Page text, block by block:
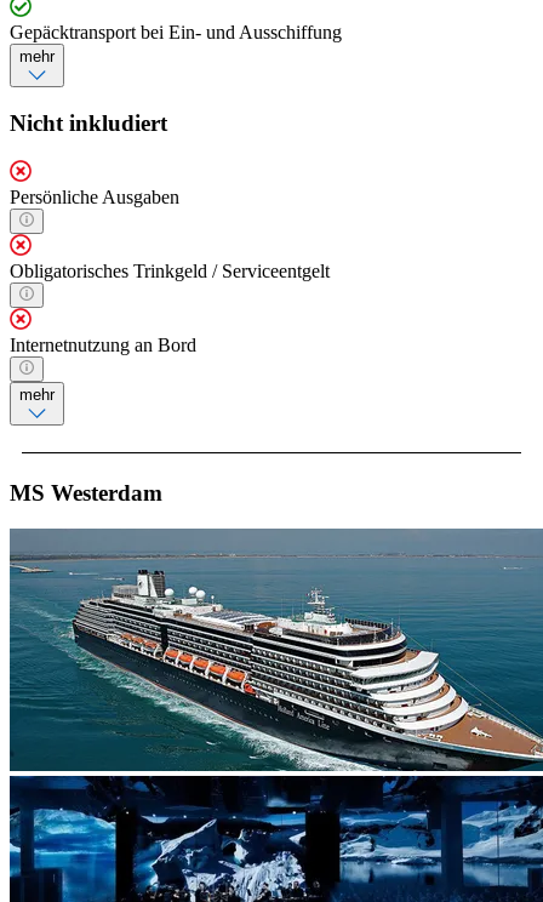
Gepäcktransport bei Ein- und Ausschiffung
mehr
Nicht inkludiert
Persönliche Ausgaben
Obligatorisches Trinkgeld / Serviceentgelt
Internetnutzung an Bord
mehr
MS Westerdam